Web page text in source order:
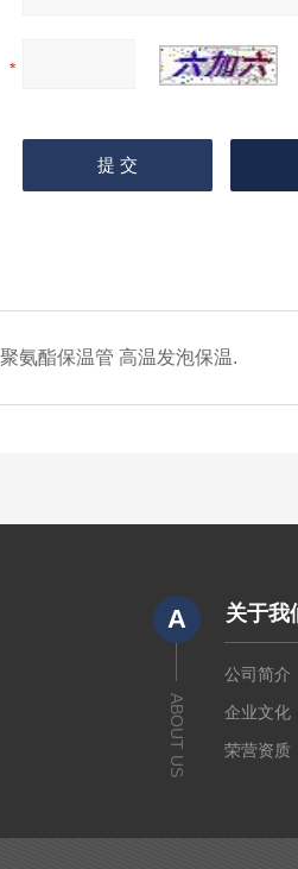
氨酯保温管 高温发泡保温.
A
ABOUT US
关于我
公司简介
企业文化
荣营资质